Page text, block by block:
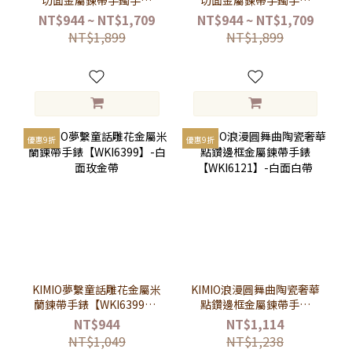
【WKI6300】-灰面灰帶
NT$944 ~ NT$1,709
NT$1,899
【WKI6300】-粉面粉帶
NT$944 ~ NT$1,709
NT$1,899
優惠9折
KIMIO夢繫童話雕花金屬米
蘭鍊帶手錶【WKI6399】-
白面玫金帶
NT$944
NT$1,049
優惠9折
KIMIO浪漫圓舞曲陶瓷奢華
點鑽邊框金屬鍊帶手錶
【WKI6121】-白面白帶
NT$1,114
NT$1,238